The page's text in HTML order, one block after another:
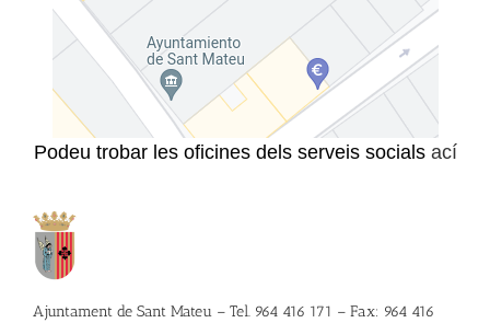
Podeu trobar les oficines dels serveis socials ací
Ajuntament de Sant Mateu – Tel. 964 416 171 – Fax: 964 416